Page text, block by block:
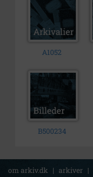
A1052
B500234
om arkiv.dk | arkiver |